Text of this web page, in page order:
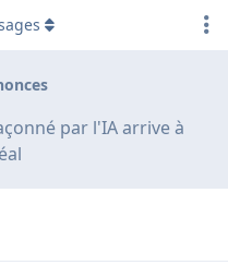
par l'IA arrive à